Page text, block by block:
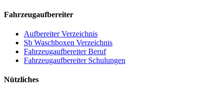
Fahrzeugaufbereiter
Aufbereiter Verzeichnis
Sb Waschboxen Verzeichnis
Fahrzeugaufbereiter Beruf
Fahrzeugaufbereiter Schulungen
Nützliches